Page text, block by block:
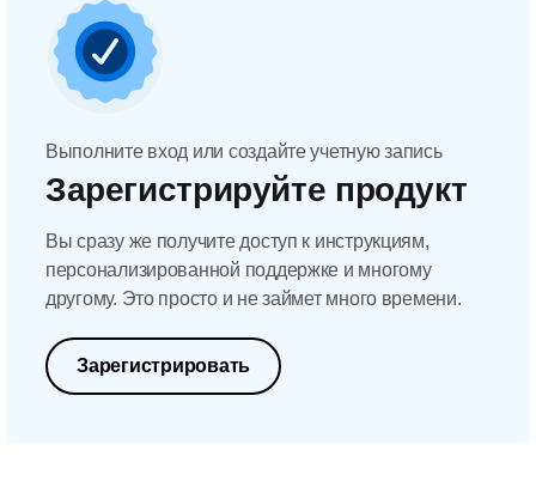
Выполните вход или создайте учетную запись
Зарегистрируйте продукт
Вы сразу же получите доступ к инструкциям,
персонализированной поддержке и многому
другому. Это просто и не займет много времени.
Зарегистрировать